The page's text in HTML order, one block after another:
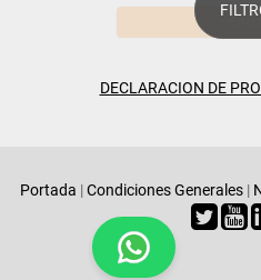
DECLARACION DE
Portada |Condiciones Generales |